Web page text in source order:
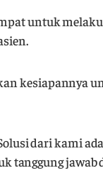
untuk
kesiapannya
dari kami
tanggung jawab